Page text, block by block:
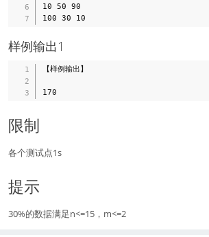
10 50 90
样例输出1
【样例输出】
限制
各个测试点1s
提示
30%的数据满足n<=15，m<=2